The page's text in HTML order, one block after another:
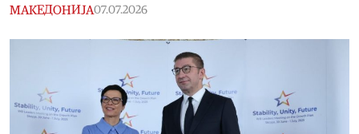
МАКЕДОНИЈА07.07.2026